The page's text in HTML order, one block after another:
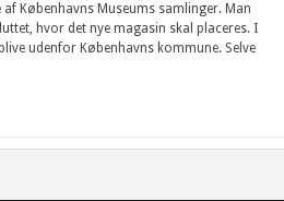
af Københavns Museums samlinger. Man
hvor det nye magasin skal placeres. I
udenfor Københavns kommune. Selve